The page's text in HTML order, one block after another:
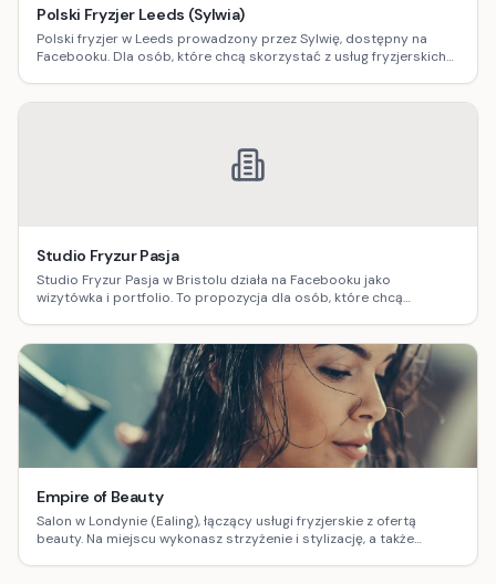
Polski Fryzjer Leeds (Sylwia)
Polski fryzjer w Leeds prowadzony przez Sylwię, dostępny na
Facebooku. Dla osób, które chcą skorzystać z usług fryzjerskich
Studio Fryzur Pasja
Studio Fryzur Pasja w Bristolu działa na Facebooku jako
wizytówka i portfolio. To propozycja dla osób, które chcą
Empire of Beauty
Salon w Londynie (Ealing), łączący usługi fryzjerskie z ofertą
beauty. Na miejscu wykonasz strzyżenie i stylizację, a także